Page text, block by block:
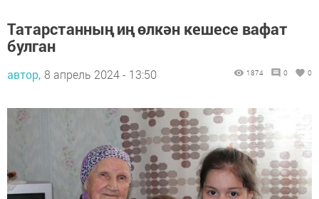
Татарстанның иң өлкән кешесе вафат
булган
автор, 8 апрель 2024 - 13:50 1874 0 0